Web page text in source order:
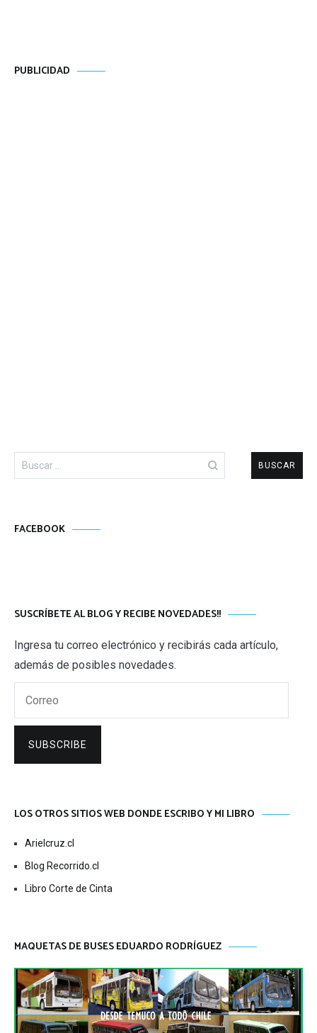
PUBLICIDAD
Buscar:
FACEBOOK
SUSCRÍBETE AL BLOG Y RECIBE NOVEDADES!!
Ingresa tu correo electrónico y recibirás cada artículo,
además de posibles novedades.
SUBSCRIBE
LOS OTROS SITIOS WEB DONDE ESCRIBO Y MI LIBRO
Arielcruz.cl
Blog Recorrido.cl
Libro Corte de Cinta
MAQUETAS DE BUSES EDUARDO RODRÍGUEZ